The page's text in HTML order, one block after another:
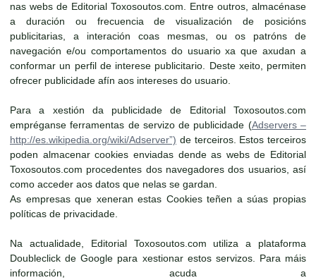
nas webs de Editorial Toxosoutos.com. Entre outros, almacénase
a duración ou frecuencia de visualización de posicións
publicitarias, a interación coas mesmas, ou os patróns de
navegación e/ou comportamentos do usuario xa que axudan a
conformar un perfil de interese publicitario. Deste xeito, permiten
ofrecer publicidade afín aos intereses do usuario.
Para a xestión da publicidade de Editorial Toxosoutos.com
empréganse ferramentas de servizo de publicidade (Adservers –
http://es.wikipedia.org/wiki/Adserver”) de terceiros. Estos terceiros
poden almacenar cookies enviadas dende as webs de Editorial
Toxosoutos.com procedentes dos navegadores dos usuarios, así
como acceder aos datos que nelas se gardan.
As empresas que xeneran estas Cookies teñen a súas propias
políticas de privacidade.
Na actualidade, Editorial Toxosoutos.com utiliza a plataforma
Doubleclick de Google para xestionar estos servizos. Para máis
información, acuda a